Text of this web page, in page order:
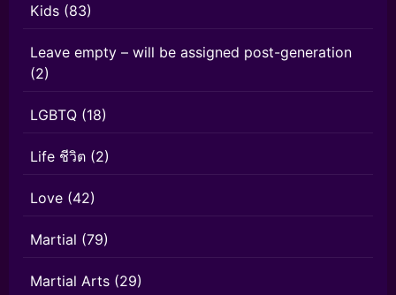
Kids (83)
Leave empty – will be assigned post-generation
(2)
LGBTQ (18)
Life ชีวิต (2)
Love (42)
Martial (79)
Martial Arts (29)